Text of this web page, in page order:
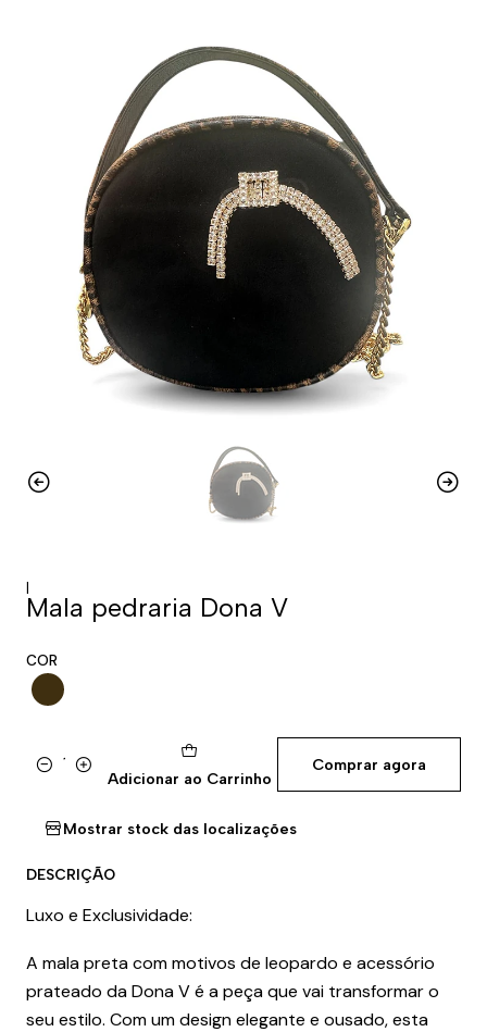
|
Mala pedraria Dona V
COR
QuantidadeAdicionar ao Carrinho
Comprar agora
Mostrar stock das localizações
DESCRIÇÃO
Luxo e Exclusividade:
A mala preta com motivos de leopardo e acessório
prateado da Dona V é a peça que vai transformar o
seu estilo. Com um design elegante e ousado, esta